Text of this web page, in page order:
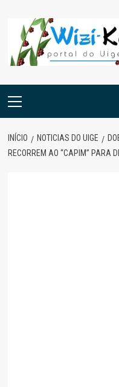
content
Menu
INÍCIO NOTICIAS DO UIGE
RECORREM AO “CAPIM” PARA